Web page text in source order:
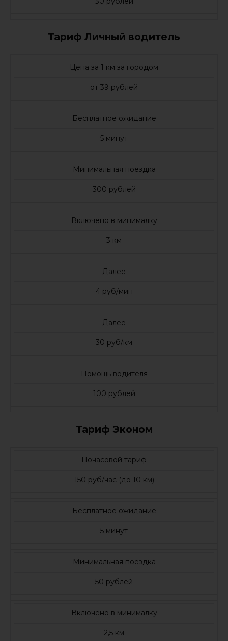
Тариф Личный водитель
Цена за 1 км за городом
от 39 рублей
Бесплатное ожидание
5 минут
Минимальная поездка
300 рублей
Включено в минималку
3 км
Далее
4 руб/мин
Далее
30 руб/км
Помощь водителя
100 рублей
Тариф Эконом
Почасовой тариф
150 руб/час (до 10 км)
Бесплатное ожидание
5 минут
Минимальная поездка
50 рублей
Включено в минималку
2,5 км